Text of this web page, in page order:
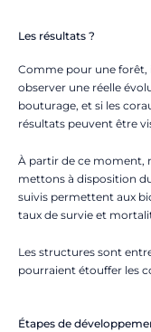
Les résultats ?
Comme pour une forêt,
observer une réelle
bouturage, et si les
résultats peuvent être
À partir de ce moment,
mettons à disposition
suivis permettent aux
taux de survie et
Les structures sont
pourraient étouffer les
Étapes de